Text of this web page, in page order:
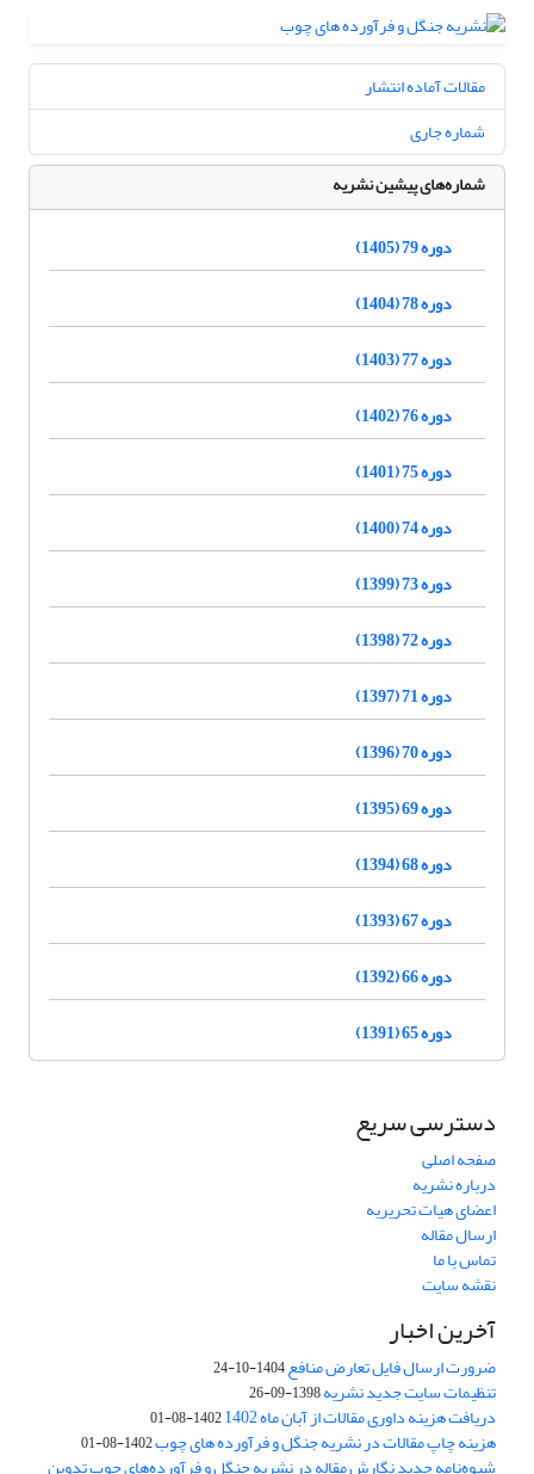
مقالات آماده انتشار
شماره جاری
شماره‌های پیشین نشریه
دوره 79 (1405)
دوره 78 (1404)
دوره 77 (1403)
دوره 76 (1402)
دوره 75 (1401)
دوره 74 (1400)
دوره 73 (1399)
دوره 72 (1398)
دوره 71 (1397)
دوره 70 (1396)
دوره 69 (1395)
دوره 68 (1394)
دوره 67 (1393)
دوره 66 (1392)
دوره 65 (1391)
دسترسی سریع
صفحه اصلی
درباره نشریه
اعضای هیات تحریریه
ارسال مقاله
تماس با ما
نقشه سایت
آخرین اخبار
ضرورت ارسال فایل تعارض منافع1404-10-24
تنظیمات سایت جدید نشریه1398-09-26
دریافت هزینه داوری مقالات از آبان ماه 1402 1402-08-01
هزینه چاپ مقالات در نشریه جنگل و فرآورده های چوب1402-08-01
شیوه‌نامه جدید نگارش مقاله در نشریه جنگل و فرآورده‌های چوب تدوین